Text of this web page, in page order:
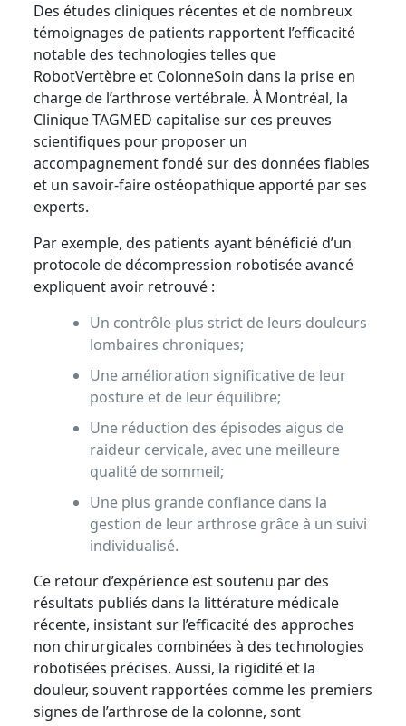
Des études cliniques récentes et de nombreux
témoignages de patients rapportent l’efficacité
notable des technologies telles que
RobotVertèbre et ColonneSoin dans la prise en
charge de l’arthrose vertébrale. À Montréal, la
Clinique TAGMED capitalise sur ces preuves
scientifiques pour proposer un
accompagnement fondé sur des données fiables
et un savoir-faire ostéopathique apporté par ses
experts.
Par exemple, des patients ayant bénéficié d’un
protocole de décompression robotisée avancé
expliquent avoir retrouvé :
Un contrôle plus strict de leurs douleurs
lombaires chroniques;
Une amélioration significative de leur
posture et de leur équilibre;
Une réduction des épisodes aigus de
raideur cervicale, avec une meilleure
qualité de sommeil;
Une plus grande confiance dans la
gestion de leur arthrose grâce à un suivi
individualisé.
Ce retour d’expérience est soutenu par des
résultats publiés dans la littérature médicale
récente, insistant sur l’efficacité des approches
non chirurgicales combinées à des technologies
robotisées précises. Aussi, la rigidité et la
douleur, souvent rapportées comme les premiers
signes de l’arthrose de la colonne, sont